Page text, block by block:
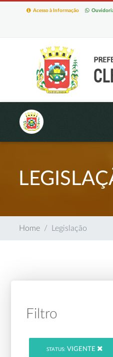
Ouvidoria
Acesso à Informação
Home Legislação
Filtro
STATUS: VIGENTE